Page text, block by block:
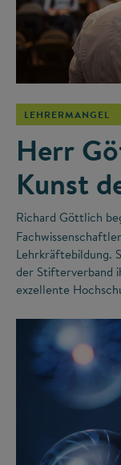
LEHRERMANGEL
Herr
Kunst
Richard Göttlich
Lehrkräftebildung.
der Stifterverband
exzellente